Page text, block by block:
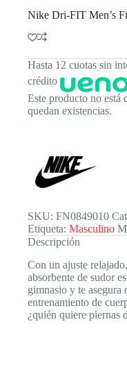
Nike Dri-FIT Men’s
Hasta 12 cuotas sin
crédito
Este producto no está
quedan existencias.
SKU: FN0849010
Etiqueta: Masculino
Descripción
Con un ajuste
absorbente de sudor
gimnasio y te asegura
entrenamiento de
¿quién quiere piernas